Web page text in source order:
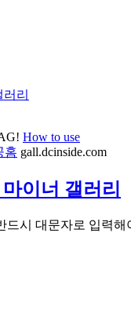
리
How to use
홈 gall.dcinside.com
이너 갤러리
시 대문자로 입력